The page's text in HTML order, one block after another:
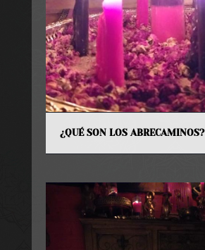
¿QUÉ SON LOS ABRECAMINOS?